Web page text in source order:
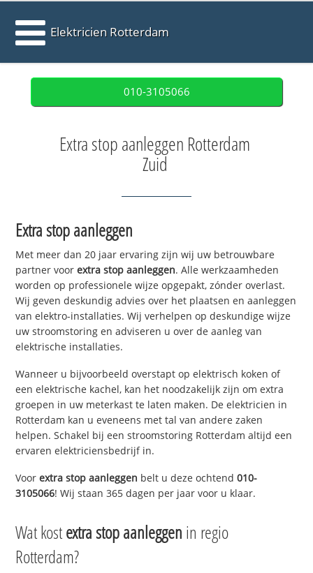
Elektricien Rotterdam
010-3105066
Extra stop aanleggen Rotterdam
Zuid
Extra stop aanleggen
Met meer dan 20 jaar ervaring zijn wij uw betrouwbare
partner voorextra stop aanleggen. Alle werkzaamheden
worden op professionele wijze opgepakt, zónder overlast.
Wij geven deskundig advies over het plaatsen en aanleggen
van elektro-installaties. Wij verhelpen op deskundige wijze
uw stroomstoring en adviseren u over de aanleg van
elektrische installaties.
Wanneer u bijvoorbeeld overstapt op elektrisch koken of
een elektrische kachel, kan het noodzakelijk zijn om extra
groepen in uw meterkast te laten maken. De elektricien in
Rotterdam kan u eveneens met tal van andere zaken
helpen. Schakel bij een stroomstoring Rotterdam altijd een
ervaren elektriciensbedrijf in.
Voorextra stop aanleggen belt u deze ochtend010-
3105066! Wij staan 365 dagen per jaar voor u klaar.
Wat kostextra stop aanleggen in regio
Rotterdam?